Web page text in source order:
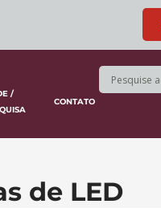
/
CONTATO
de LED